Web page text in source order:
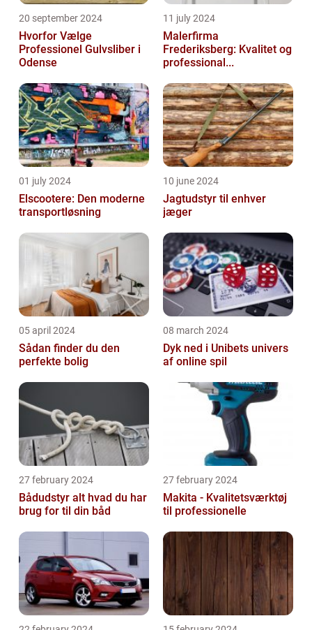
20 september 2024
Hvorfor Vælge
Professionel Gulvsliber i
Odense
11 july 2024
Malerfirma
Frederiksberg: Kvalitet og
professional...
01 july 2024
Elscootere: Den moderne
transportløsning
10 june 2024
Jagtudstyr til enhver
jæger
05 april 2024
Sådan finder du den
perfekte bolig
08 march 2024
Dyk ned i Unibets univers
af online spil
27 february 2024
Bådudstyr alt hvad du har
brug for til din båd
27 february 2024
Makita - Kvalitetsværktøj
til professionelle